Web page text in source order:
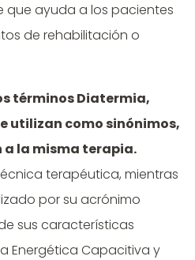
ayuda a los pacientes
de rehabilitación o
términos Diatermia,
utilizan como sinónimos,
a la misma terapia.
terapéutica, mientras
por su acrónimo
sus características
Energética Capacitiva y